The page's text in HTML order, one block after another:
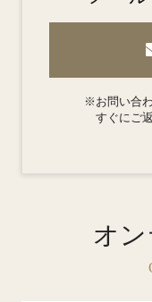
※お問い合
すぐにご
オ